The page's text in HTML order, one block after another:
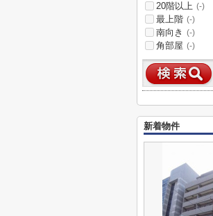
20階以上 (-)
最上階 (-)
南向き (-)
角部屋 (-)
新着物件